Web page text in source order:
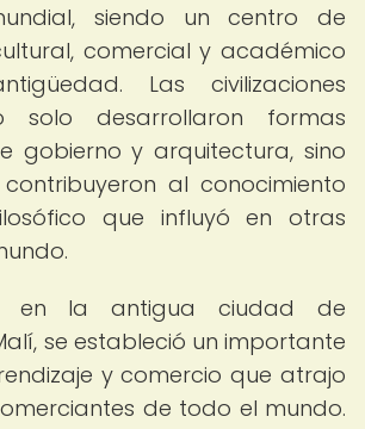
siendo un centro de
comercial y académico
Las civilizaciones
solo desarrollaron formas
gobierno y arquitectura, sino
al conocimiento
que influyó en otras
en la antigua ciudad de
se estableció un importante
y comercio que atrajo
de todo el mundo.